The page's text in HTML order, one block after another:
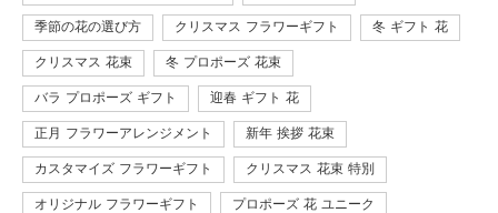
季節の花の選び方 クリスマス フラワーギフト 冬 ギフト 花
クリスマス 花束 冬 プロポーズ 花束
バラ プロポーズ ギフト 迎春 ギフト 花
正月 フラワーアレンジメント 新年 挨拶 花束
カスタマイズ フラワーギフト クリスマス 花束 特別
オリジナル フラワーギフト プロポーズ 花 ユニーク